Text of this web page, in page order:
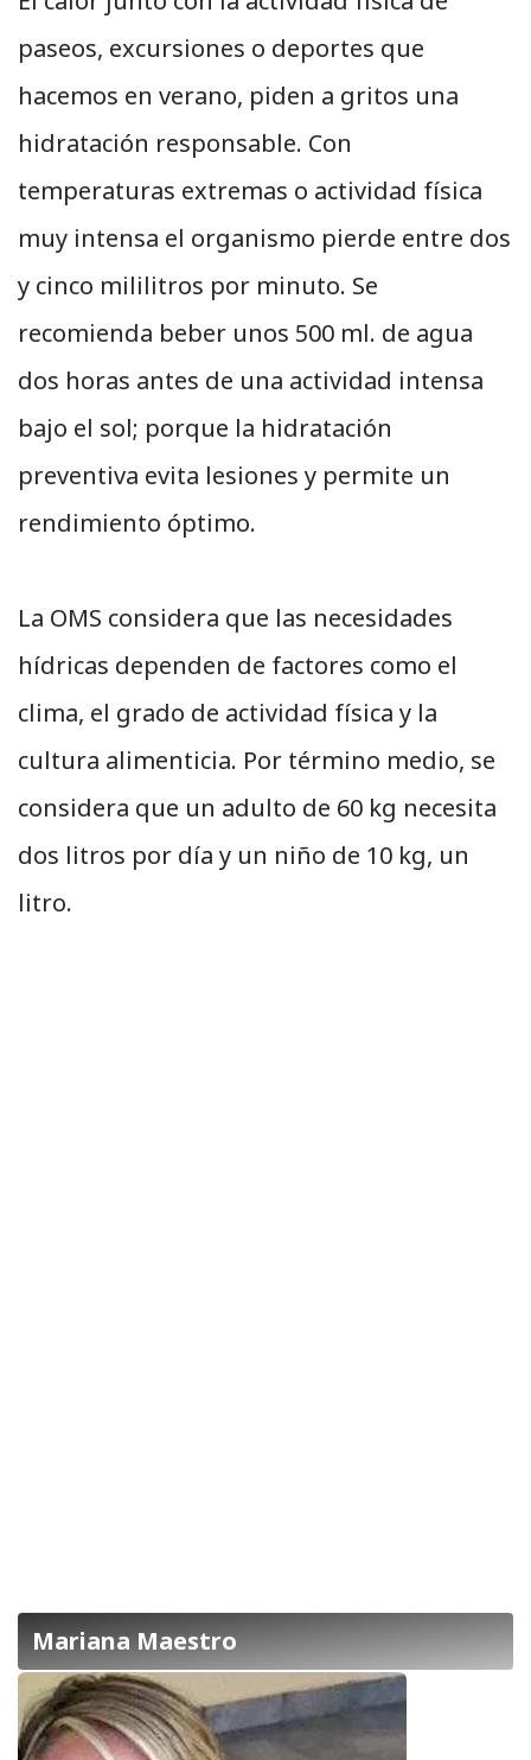
paseos, excursiones o deportes que
hacemos en verano, piden a gritos una
hidratación responsable. Con
temperaturas extremas o actividad física
muy intensa el organismo pierde entre dos
y cinco mililitros por minuto. Se
recomienda beber unos 500 ml. de agua
dos horas antes de una actividad intensa
bajo el sol; porque la hidratación
preventiva evita lesiones y permite un
rendimiento óptimo.
La OMS considera que las necesidades
hídricas dependen de factores como el
clima, el grado de actividad física y la
cultura alimenticia. Por término medio, se
considera que un adulto de 60 kg necesita
dos litros por día y un niño de 10 kg, un
litro.
Mariana Maestro